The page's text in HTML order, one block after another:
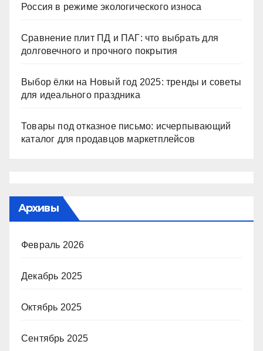
Россия в режиме экологического износа
Сравнение плит ПД и ПАГ: что выбрать для
долговечного и прочного покрытия
Выбор ёлки на Новый год 2025: тренды и советы
для идеального праздника
Товары под отказное письмо: исчерпывающий
каталог для продавцов маркетплейсов
Архивы
Февраль 2026
Декабрь 2025
Октябрь 2025
Сентябрь 2025